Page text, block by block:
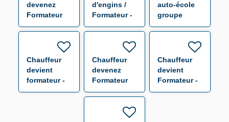
devenez
Formateur
indépendant
d'engins /
Formateur -
Nîmes H/F
auto-école
groupe
lourd -
Chauffeur
devient
formateur -
Annecy
Chauffeur
devenez
Formateur
indépendant
Chauffeur
devient
Formateur -
Mende H/F